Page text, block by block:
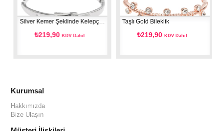
Silver Kemer Şeklinde Kelepçe Bileklik
₺219,90 KDV Dahil
Taşlı Gold Bileklik
₺219,90 KDV Dahil
Kurumsal
Hakkımızda
Bize Ulaşın